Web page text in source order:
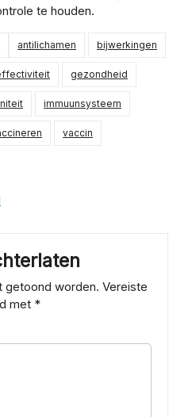
te houden.
antilichamen bijwerkingen
gezondheid
immuunsysteem
vaccin
getoond worden. Vereiste
met *